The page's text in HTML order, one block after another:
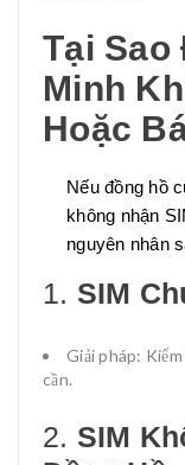
Tại Sao
Minh
Hoặc
Nếu đồng hồ
không nhận
nguyên nhân
1. SIM
Giải pháp:
cần.
2. SIM